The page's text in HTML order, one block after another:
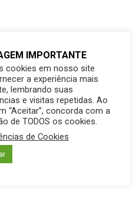
IMPORTANTE
cookies em nosso site
a experiência mais
lembrando suas
e visitas repetidas. Ao
“Aceitar”, concorda com a
de TODOS os cookies.
de Cookies